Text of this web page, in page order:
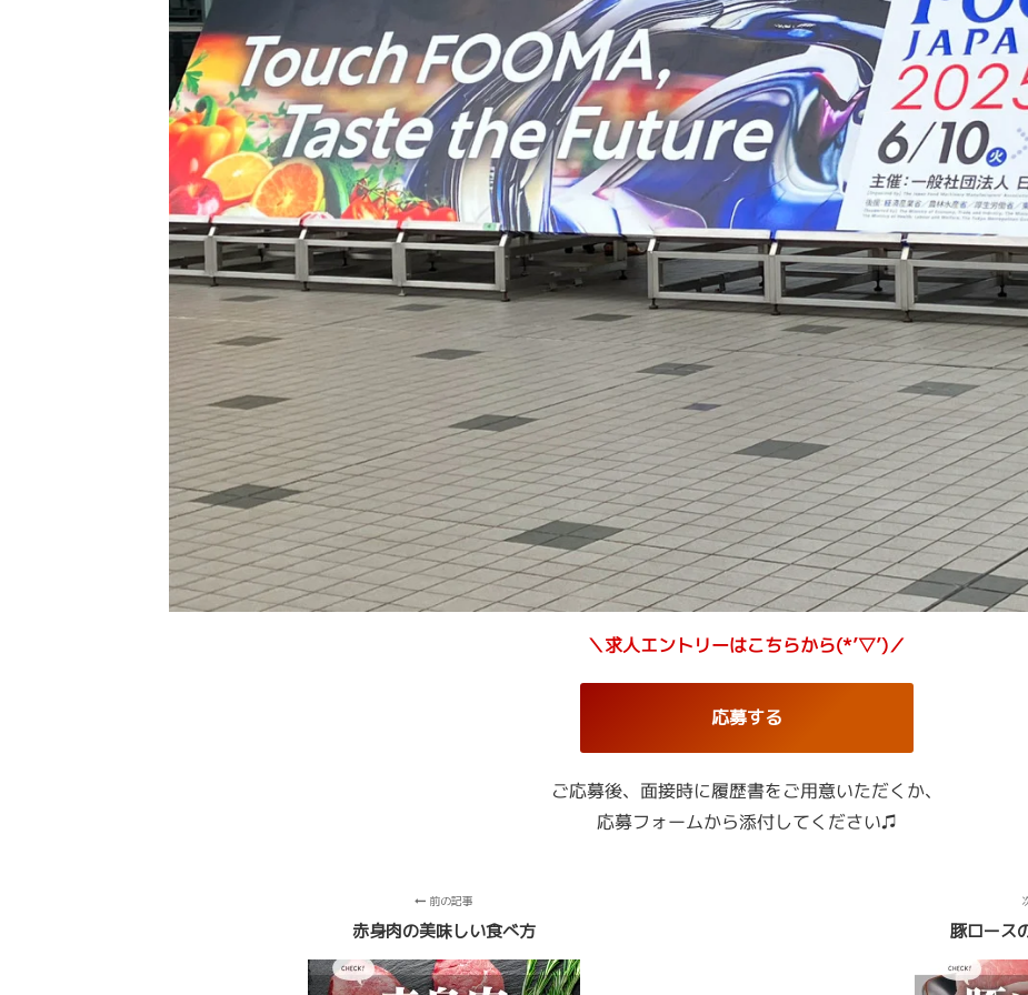
＼求人エントリーはこちらから(*’▽’)／
応募する
ご応募後、面接時に履歴書をご用意いただくか、
応募フォームから添付してください♫
前の記事
赤身肉の美味しい食べ方 豚ロース